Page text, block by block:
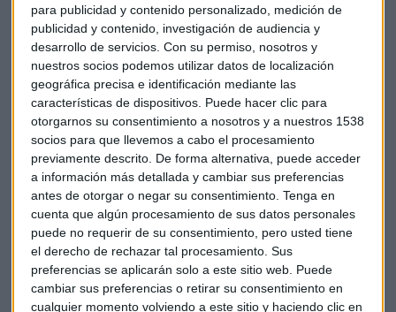
para publicidad y contenido personalizado, medición de
publicidad y contenido, investigación de audiencia y
desarrollo de servicios. Con su permiso, nosotros y
nuestros socios podemos utilizar datos de localización
geográfica precisa e identificación mediante las
características de dispositivos. Puede hacer clic para
otorgarnos su consentimiento a nosotros y a nuestros 1538
socios para que llevemos a cabo el procesamiento
previamente descrito. De forma alternativa, puede acceder
a información más detallada y cambiar sus preferencias
antes de otorgar o negar su consentimiento. Tenga en
cuenta que algún procesamiento de sus datos personales
puede no requerir de su consentimiento, pero usted tiene
el derecho de rechazar tal procesamiento. Sus
preferencias se aplicarán solo a este sitio web. Puede
cambiar sus preferencias o retirar su consentimiento en
cualquier momento volviendo a este sitio y haciendo clic en
caso de producirse finalmente, el IBEX 35 podría alcanzar
sin problema los 10.300 puntos básicos y superar, por
supuesto, la barrera de los 10.000 ya que los bancos son un
componente importante en el índice español.
El socio director de ATL Capital ha respondido a las
consultas sobre: Iberdrola, Cellnex, MasMóvil, CIE
Automotive y Duro Felguera.